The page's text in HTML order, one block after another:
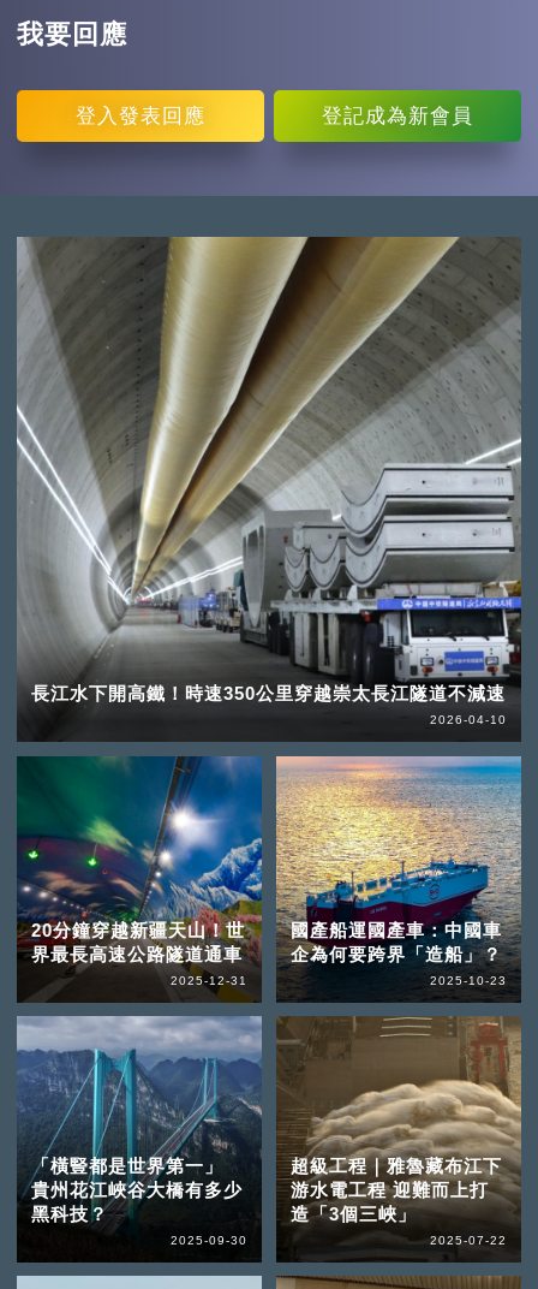
我要回應
登入 發表回應 登記成為新會員
長江水下開高鐵！時速350公里穿越崇太長江隧道不減速
2026-04-10
20分鐘穿越新疆天山！世
界最長高速公路隧道通車
2025-12-31
國產船運國產車：中國車
企為何要跨界「造船」？
2025-10-23
「橫豎都是世界第一」
貴州花江峽谷大橋有多少
黑科技？
2025-09-30
超級工程｜雅魯藏布江下
游水電工程 迎難而上打
造「3個三峽」
2025-07-22